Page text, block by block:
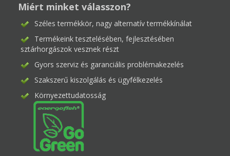
Miért minket válasszon?
Széles termékkör, nagy alternatív termékkínálat
Termékeink tesztelésében, fejlesztésében
sztárhorgászok vesznek részt
Gyors szerviz és garanciális problémakezelés
Szakszerű kiszolgálás és ügyfélkezelés
Környezettudatosság